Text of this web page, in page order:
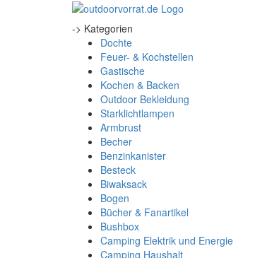
-> Kategorien
Dochte
Feuer- & Kochstellen
Gastische
Kochen & Backen
Outdoor Bekleidung
Starklichtlampen
Armbrust
Becher
Benzinkanister
Besteck
Biwaksack
Bogen
Bücher & Fanartikel
Bushbox
Camping Elektrik und Energie
Camping Haushalt